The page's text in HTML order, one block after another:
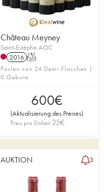
Château Meyney
Saint-Estèphe AOC
2016 T
Posten von 24 Demi-Flaschen |
0 Gebote
600€
(Aktualisierung des Preises)
Preis pro Einheit 25€
AUKTION 3